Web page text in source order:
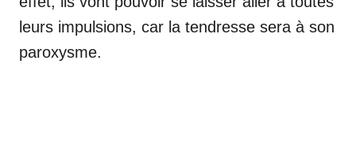
leurs impulsions, car la tendresse sera à son
paroxysme.